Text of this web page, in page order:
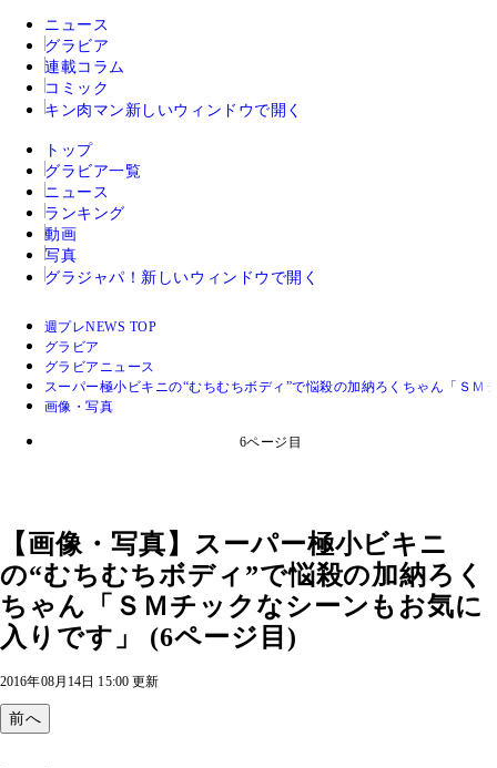
ニュース
グラビア
連載コラム
コミック
キン肉マン 新しいウィンドウで開く
トップ
グラビア一覧
ニュース
ランキング
動画
写真
グラジャパ！ 新しいウィンドウで開く
週プレNEWS TOP
グラビア
グラビアニュース
スーパー極小ビキニの“むちむちボディ”で悩殺の加納ろくちゃん「ＳＭ
画像・写真
6ページ目
【画像・写真】スーパー極小ビキニ
の“むちむちボディ”で悩殺の加納ろく
ちゃん「ＳＭチックなシーンもお気に
入りです」 (6ページ目)
2016年08月14日 15:00 更新
前へ